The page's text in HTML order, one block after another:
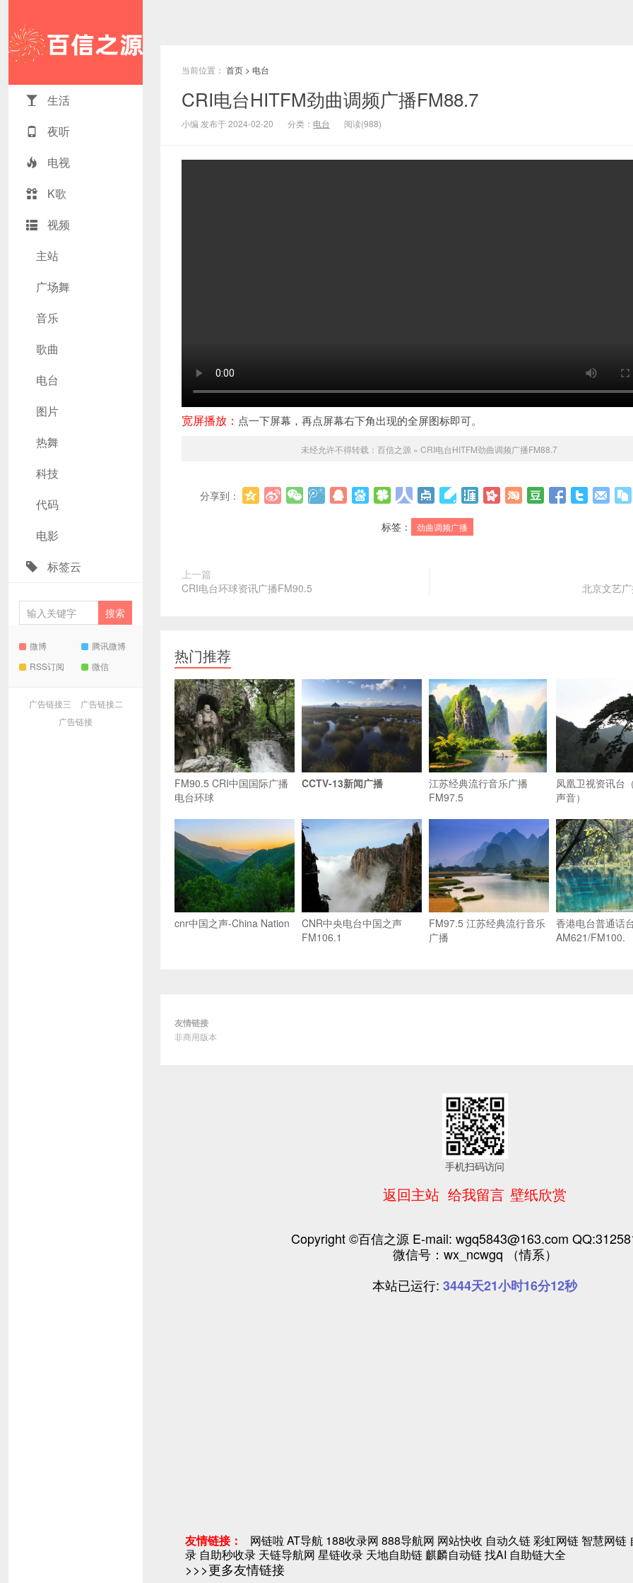
生活
夜听
电视
K歌
视频
主站
广场舞
音乐
歌曲
电台
图片
热舞
科技
代码
电影
标签云
微博
腾讯微博
RSS订阅
微信
广告链接三
广告链接二
广告链接
当前位置： 首页 > 电台
CRI电台HITFM劲曲调频广播FM88.7
小编 发布于 2024-02-20 分类： 电台 阅读(988)
宽屏播放： 点一下屏幕，再点屏幕右下角出现的全屏图标即可。
未经允许不得转载： 百信之源 » CRI电台HITFM劲曲调频广播FM88.7
分享到：
标签： 劲曲调频广播
上一篇
CRI电台环球资讯广播FM90.5
北京文艺
热门推荐
FM90.5 CRI中国国际广播
电台环球
CCTV-13新闻广播
江苏经典流行音乐广播
FM97.5
凤凰卫视资讯台
声音）
cnr中国之声-China Nation
CNR中央电台中国之声
FM106.1
FM97.5 江苏经典流行音乐
广播
香港电台普通话
AM621/FM100.
友情链接
非商用版本
手机扫码访问
返回主站 给我留言 壁纸欣赏
Copyright ©百信之源 E-mail: wgq5843@163.com
微信号：wx_ncwgq （情系）
本站已运行: 3444天21小时16分13秒
友情链接： 网链啦 AT导航 188收录网 888导航网 网站快收 自动久链彩虹网链 智慧网链
录 自助秒收录 天链导航网 星链收录 天地自助链 麒麟自动链找AI 自助链大全
>>>更多友情链接